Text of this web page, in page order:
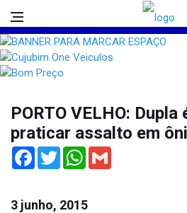
PORTO VELHO: Dupla
praticar assalto em
Facebook
TwitterWhatsApp
3 junho, 2015